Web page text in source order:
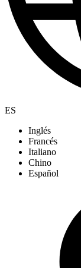
ES
Inglés
Francés
Italiano
Chino
Español